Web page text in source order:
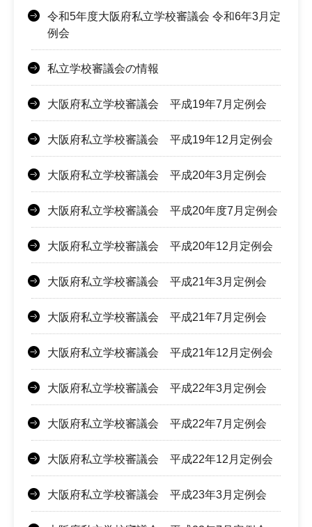
令和5年度大阪府私立学校審議会 令和6年3月定
例会
私立学校審議会の情報
大阪府私立学校審議会 平成19年7月定例会
大阪府私立学校審議会 平成19年12月定例会
大阪府私立学校審議会 平成20年3月定例会
大阪府私立学校審議会 平成20年度7月定例会
大阪府私立学校審議会 平成20年12月定例会
大阪府私立学校審議会 平成21年3月定例会
大阪府私立学校審議会 平成21年7月定例会
大阪府私立学校審議会 平成21年12月定例会
大阪府私立学校審議会 平成22年3月定例会
大阪府私立学校審議会 平成22年7月定例会
大阪府私立学校審議会 平成22年12月定例会
大阪府私立学校審議会 平成23年3月定例会